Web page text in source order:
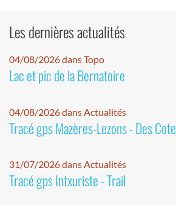
Les dernières actualités
04/08/2026 dans Topo
Lac et pic de la Bernatoire
04/08/2026 dans Actualités
Tracé gps Mazères-Lezons - Des
31/07/2026 dans Actualités
Tracé gps Intxuriste - Trail